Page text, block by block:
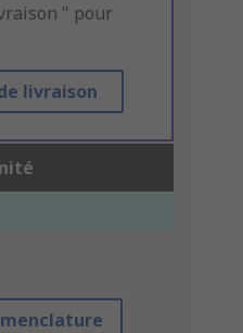
" pour
livraison